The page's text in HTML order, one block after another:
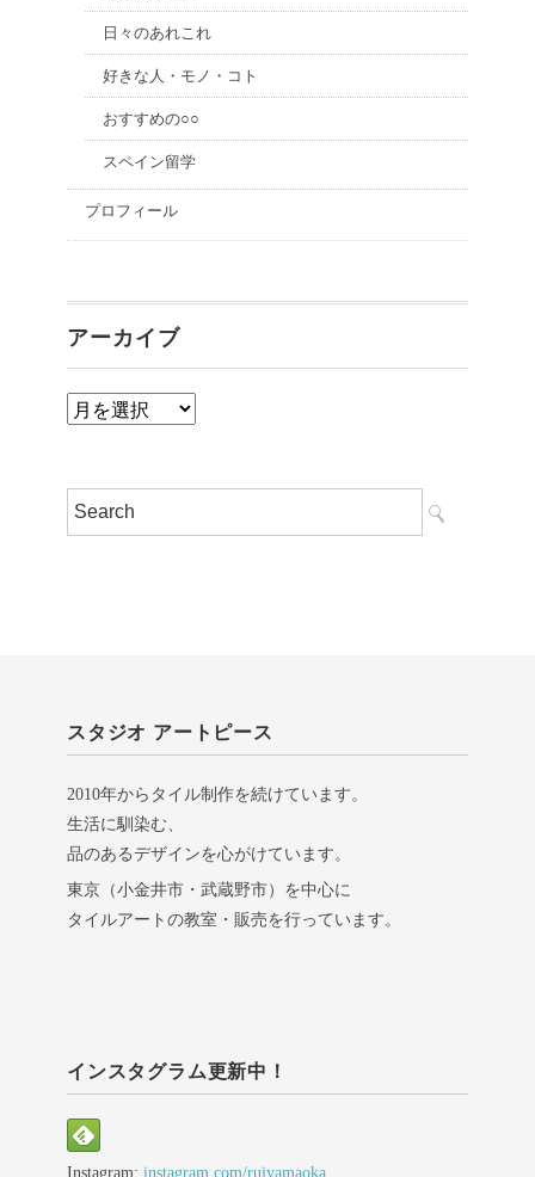
日々のあれこれ
好きな人・モノ・コト
おすすめの○○
スペイン留学
プロフィール
アーカイブ
ア
イ
スタジオ アートピース
2010年からタイル制作を続けています。
生活に馴染む、
品のあるデザインを心がけています。
東京（小金井市・武蔵野市）を中心に
タイルアートの教室・販売を行っています。
インスタグラム更新中！
Instagram: instagram.com/ruiyamaoka